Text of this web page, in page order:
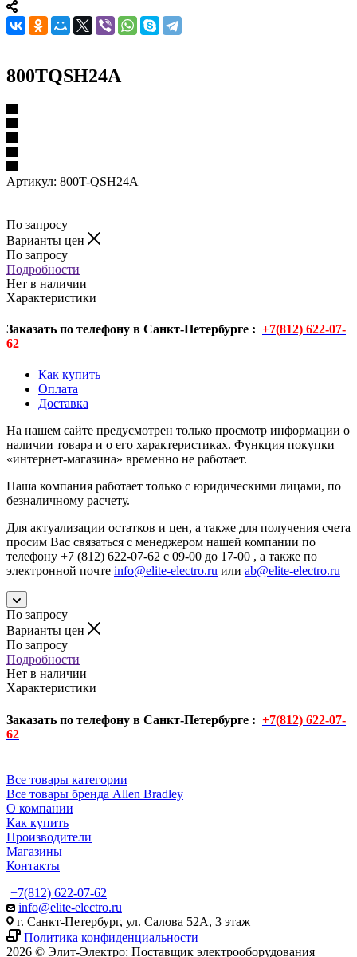
800TQSH24A
Артикул: 800T-QSH24A
По запросу
Варианты цен
По запросу
Подробности
Нет в наличии
Характеристики
Заказать по телефону в Санкт-Петербурге : +7(812) 622-07-
62
Как купить
Оплата
Доставка
На нашем сайте предусмотрен только просмотр информации о
наличии товара и о его характеристиках. Функция покупки
«интернет-магазина» временно не работает.
Наша компания работает только с юридическими лицами, по
безналичному расчету.
Для актуализации остатков и цен, а также для получения счета
просим Вас связаться с менеджером нашей компании по
телефону +7 (812) 622-07-62 с 09-00 до 17-00 , а также по
электронной почте info@elite-electro.ru или ab@elite-electro.ru
По запросу
Варианты цен
По запросу
Подробности
Нет в наличии
Характеристики
Заказать по телефону в Санкт-Петербурге : +7(812) 622-07-
62
Все товары категории
Все товары бренда Allen Bradley
О компании
Как купить
Производители
Магазины
Контакты
+7(812) 622-07-62
info@elite-electro.ru
г. Санкт-Петербург, ул. Салова 52А, 3 этаж
Политика конфиденциальности
2026 © Элит-Электро: Поставщик электрооборудования